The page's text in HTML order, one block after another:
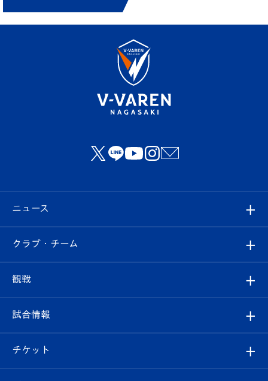
ニュース
すべて
クラブ
試合情報
クラブ・チーム
クラブ概要
エンブレム紹介
観戦
観戦ルール
はじめての観戦ガイド
試合情報
試合日程/結果
チケット